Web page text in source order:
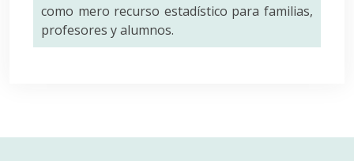
como mero recurso estadístico para familias,
profesores y alumnos.